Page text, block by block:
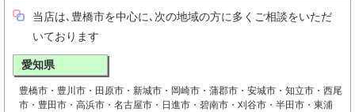
当店は､豊橋市を中心に､次の地域の方に多くご相談をいただ
いております
愛知県
豊橋市・豊川市・田原市・新城市・岡崎市・蒲郡市・安城市・知立市・西尾
市・豊田市・高浜市・名古屋市・日進市・碧南市・刈谷市・半田市・東浦